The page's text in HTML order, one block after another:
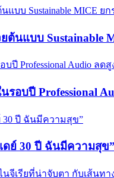
ต้นแบบ Sustainable
รอบปี Professional
ดย์ 30 ปี ฉันมีความสุข”